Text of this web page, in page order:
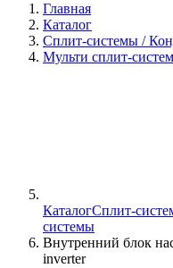
Главная
Каталог
Сплит-системы /
Мульти сплит-
КаталогСплит-
системы
Внутренний блок
inverter